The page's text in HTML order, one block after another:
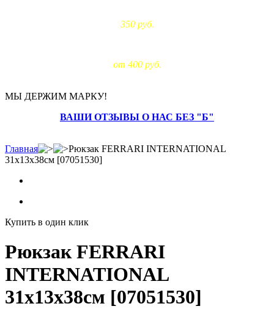
350 руб.
от 400 руб.
МЫ ДЕРЖИМ МАРКУ!
ВАШИ ОТЗЫВЫ О НАС БЕЗ "Б"
Главная
Рюкзак FERRARI INTERNATIONAL
31x13x38см [07051530]
Купить в один клик
Рюкзак FERRARI
INTERNATIONAL
31x13x38см [07051530]